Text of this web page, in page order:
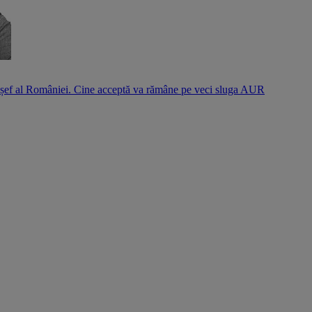
al României. Cine acceptă va rămâne pe veci sluga AUR